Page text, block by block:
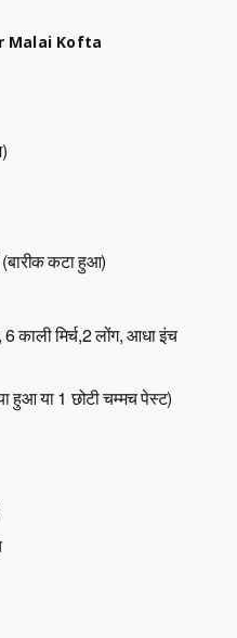
Malai Kofta
(बारीक कटा हुआ)
काली मिर्च,2 लोंग, आधा इंच
हुआ या 1 छोटी चम्मच पेस्ट)